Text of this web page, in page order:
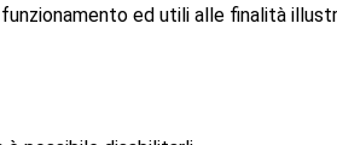
ed utili alle finalità